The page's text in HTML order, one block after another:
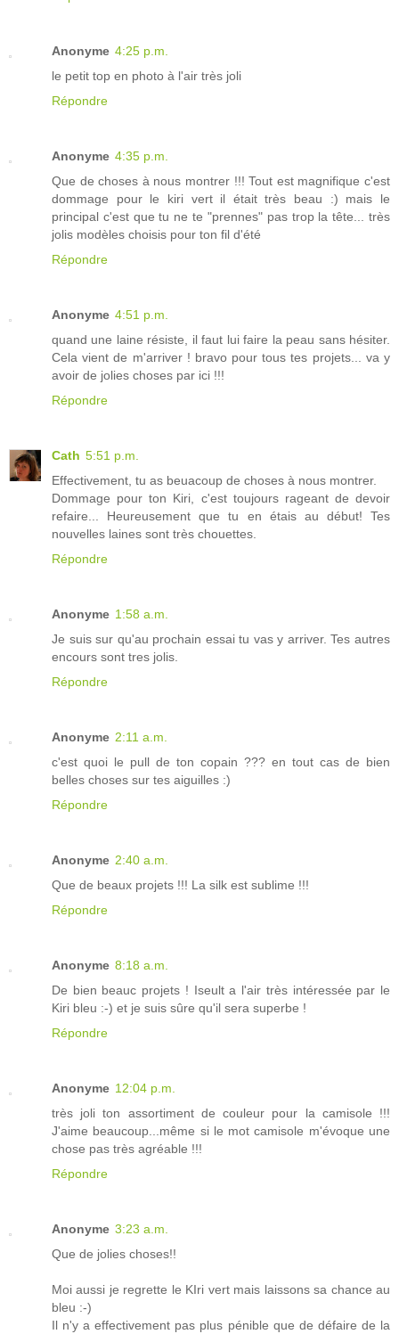
Anonyme 4:25 p.m.
le petit top en photo à l'air très joli
Répondre
Anonyme 4:35 p.m.
Que de choses à nous montrer !!! Tout est magnifique c'est
dommage pour le kiri vert il était très beau :) mais le
principal c'est que tu ne te "prennes" pas trop la tête... très
jolis modèles choisis pour ton fil d'été
Répondre
Anonyme 4:51 p.m.
quand une laine résiste, il faut lui faire la peau sans hésiter.
Cela vient de m'arriver ! bravo pour tous tes projets... va y
avoir de jolies choses par ici !!!
Répondre
Cath 5:51 p.m.
Effectivement, tu as beuacoup de choses à nous montrer.
Dommage pour ton Kiri, c'est toujours rageant de devoir
refaire... Heureusement que tu en étais au début! Tes
nouvelles laines sont très chouettes.
Répondre
Anonyme 1:58 a.m.
Je suis sur qu'au prochain essai tu vas y arriver. Tes autres
encours sont tres jolis.
Répondre
Anonyme 2:11 a.m.
c'est quoi le pull de ton copain ??? en tout cas de bien
belles choses sur tes aiguilles :)
Répondre
Anonyme 2:40 a.m.
Que de beaux projets !!! La silk est sublime !!!
Répondre
Anonyme 8:18 a.m.
De bien beauc projets ! Iseult a l'air très intéressée par le
Kiri bleu :-) et je suis sûre qu'il sera superbe !
Répondre
Anonyme 12:04 p.m.
très joli ton assortiment de couleur pour la camisole !!!
J'aime beaucoup...même si le mot camisole m'évoque une
chose pas très agréable !!!
Répondre
Anonyme 3:23 a.m.
Que de jolies choses!!
Moi aussi je regrette le KIri vert mais laissons sa chance au
bleu :-)
Il n'y a effectivement pas plus pénible que de défaire de la